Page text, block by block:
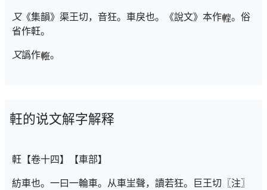
又《集韻》渠王切，音狂。車戾也。《說文》本作
。俗
省作軖。
又譌作 。
軖的说文解字解释
軖【卷十四】【車部】
紡車也。一曰一輪車。从車㞷聲，讀若狂。巨王切〖注〗